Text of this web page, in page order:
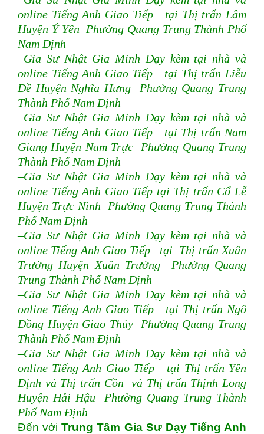
online Tiếng Anh Giao Tiếp tại Thị trấn Lâm
Huyện Ý Yên Phường Quang Trung Thành Phố
Nam Định
–Gia Sư Nhật Gia Minh Dạy kèm tại nhà và
online Tiếng Anh Giao Tiếp tại Thị trấn Liễu
Đề Huyện Nghĩa Hưng Phường Quang Trung
Thành Phố Nam Định
–Gia Sư Nhật Gia Minh Dạy kèm tại nhà và
online Tiếng Anh Giao Tiếp tại Thị trấn Nam
Giang Huyện Nam Trực Phường Quang Trung
Thành Phố Nam Định
–Gia Sư Nhật Gia Minh Dạy kèm tại nhà và
online Tiếng Anh Giao Tiếp tại Thị trấn Cổ Lễ
Huyện Trực Ninh Phường Quang Trung Thành
Phố Nam Định
–Gia Sư Nhật Gia Minh Dạy kèm tại nhà và
online Tiếng Anh Giao Tiếp tại Thị trấn Xuân
Trường Huyện Xuân Trường Phường Quang
Trung Thành Phố Nam Định
–Gia Sư Nhật Gia Minh Dạy kèm tại nhà và
online Tiếng Anh Giao Tiếp tại Thị trấn Ngô
Đồng Huyện Giao Thủy Phường Quang Trung
Thành Phố Nam Định
–Gia Sư Nhật Gia Minh Dạy kèm tại nhà và
online Tiếng Anh Giao Tiếp tại Thị trấn Yên
Định và Thị trấn Cồn và Thị trấn Thịnh Long
Huyện Hải Hậu Phường Quang Trung Thành
Phố Nam Định
Đến vớiTrung Tâm Gia Sư Dạy Tiếng Anh